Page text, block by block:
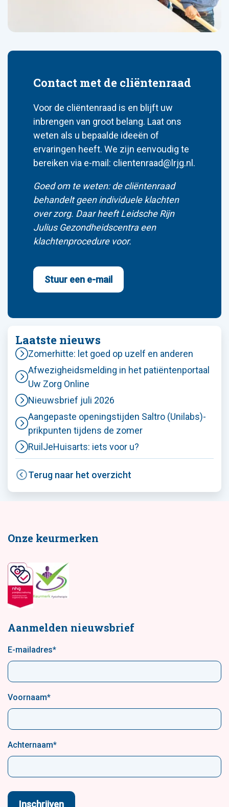
Contact met de cliëntenraad
Voor de cliëntenraad is en blijft uw
inbrengen van groot belang. Laat ons
weten als u bepaalde ideeën of
ervaringen heeft. We zijn eenvoudig te
bereiken via e-mail: clientenraad@lrjg.nl.
Goed om te weten: de cliëntenraad
behandelt geen individuele klachten
over zorg. Daar heeft Leidsche Rijn
Julius Gezondheidscentra een
klachtenprocedure voor.
Stuur een e-mail
Laatste nieuws
Zomerhitte: let goed op uzelf en anderen
Afwezigheidsmelding in het patiëntenportaal
Uw Zorg Online
Nieuwsbrief juli 2026
Aangepaste openingstijden Saltro (Unilabs)-
prikpunten tijdens de zomer
RuilJeHuisarts: iets voor u?
Terug naar het overzicht
Onze keurmerken
Aanmelden nieuwsbrief
E-mailadres*
Voornaam*
Achternaam*